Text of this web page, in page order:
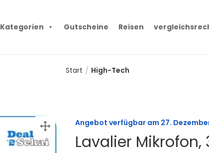
Kategorien Gutscheine Reisen
Start High-Tech
Angebot verfügbar am 27.
Lavalier Mikrofon,